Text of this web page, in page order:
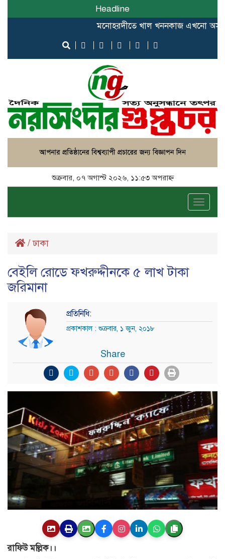
Headline
মনোহরদীতে খাল খননকাজ এখনো অসম্পূর্ণ,
শুক্রবার, ০৭ অগাস্ট ২০২৬, ১১:৫৩ অপরাহ্ন
Toggle
/ঢাকা
বেইলি রোডে ফখরুদ্দীনকে ৫ লাখ টাকা
জরিমানা
প্রতিনিধি:
প্রকাশকাল : শুক্রবার, ১ জুন, ২০১৮
Share
রাফিউ মল্লিক।।